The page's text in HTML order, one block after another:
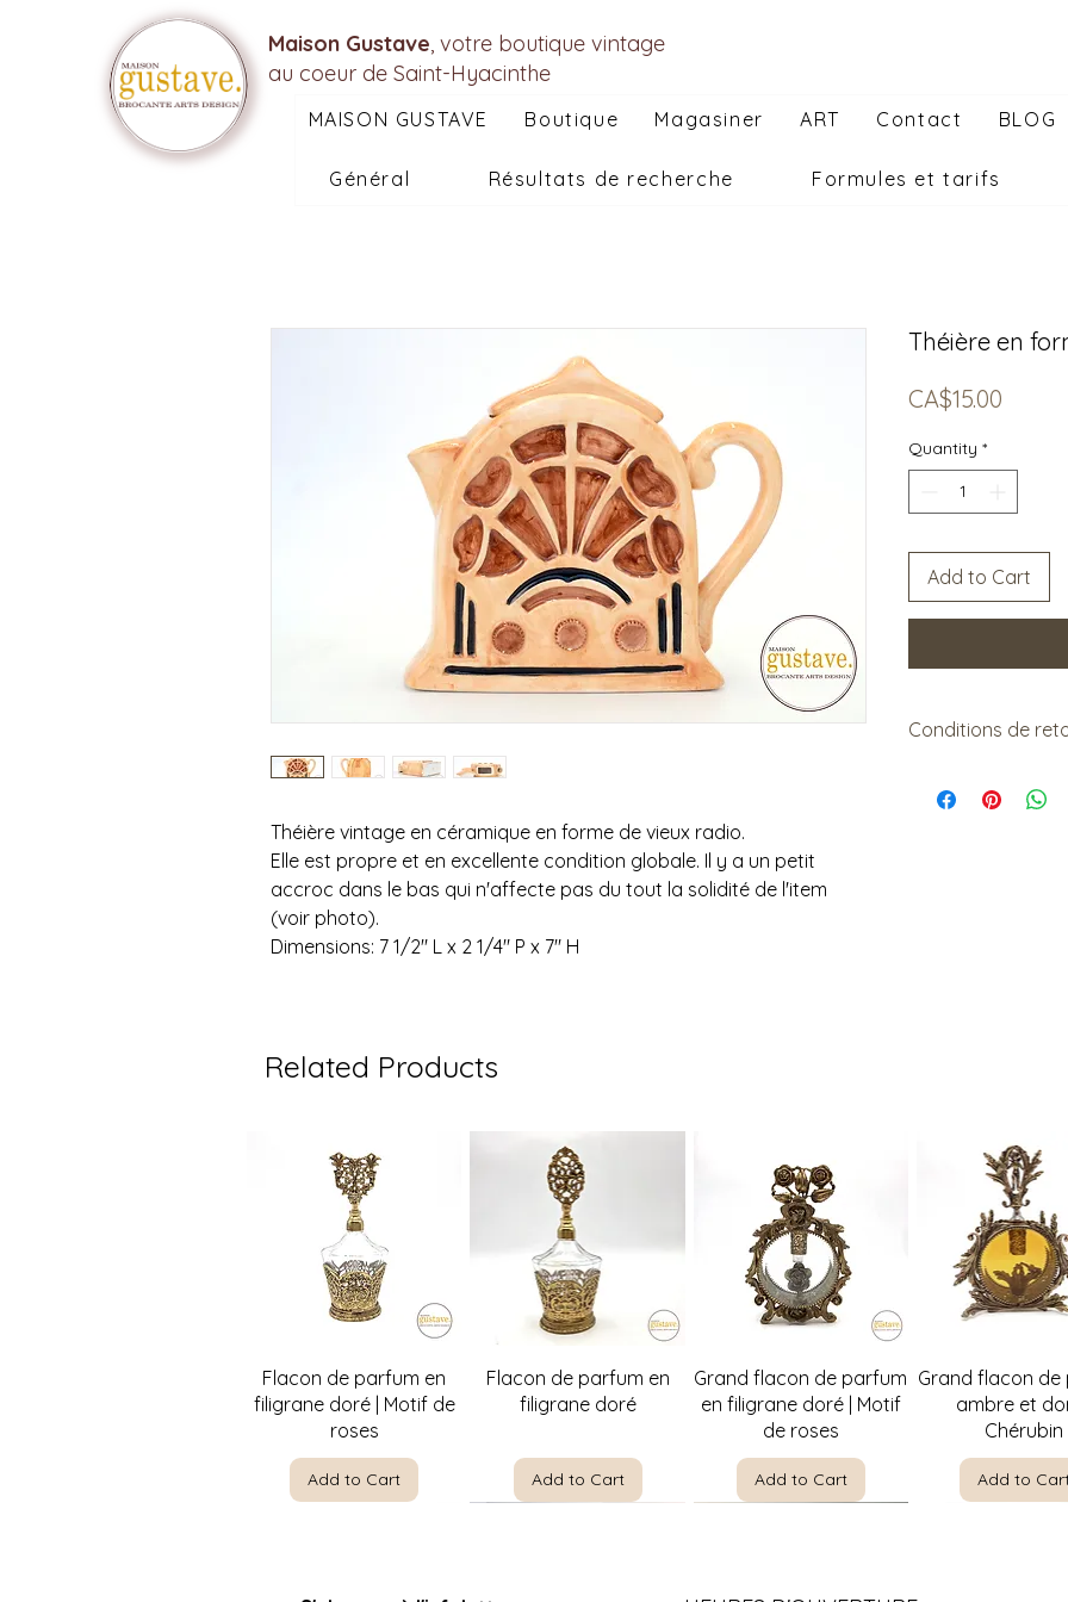
Maison Gustave, votre boutique vintage
au coeur de Saint-Hyacinthe
MAISON GUSTAVE Boutique Magasiner ART Contact BLOG
Général Résultats de recherche Formules et tarifs
Théière vintage en céramique en forme de vieux radio.
Elle est propre et en excellente condition globale. Il y a un petit
accroc dans le bas qui n'affecte pas du tout la solidité de l'item
(voir photo).
Dimensions: 7 1/2" L x 2 1/4" P x 7" H
Théière en
CA$15.00
Quantity *
Add to Cart
Conditions de
Non remboursable.
Related Products
Quick View
Flacon de parfum en
filigrane doré | Motif de
roses
Add to Cart
Quick View
Flacon de parfum en
filigrane doré
Add to Cart
Quick View
Grand flacon de parfum
en filigrane doré | Motif
de roses
Add to Cart
Quick
Grand flacon de
ambre et
Chérubin
Add to